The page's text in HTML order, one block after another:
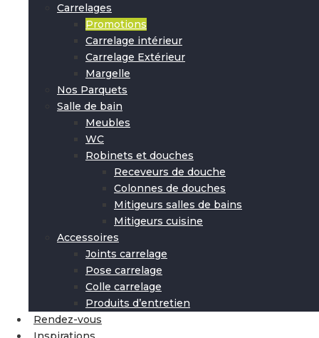
Carrelages
Promotions
Carrelage intérieur
Carrelage Extérieur
Margelle
Nos Parquets
Salle de bain
Meubles
WC
Robinets et douches
Receveurs de douche
Colonnes de douches
Mitigeurs salles de bains
Mitigeurs cuisine
Accessoires
Joints carrelage
Pose carrelage
Colle carrelage
Produits d’entretien
Rendez-vous